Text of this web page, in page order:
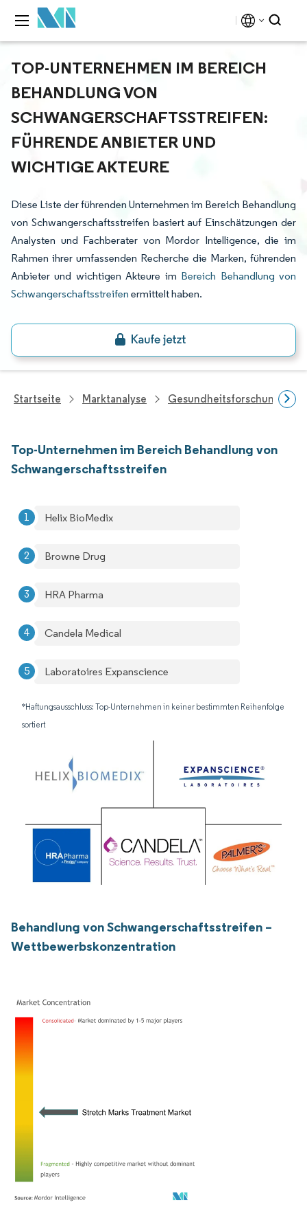
TOP-UNTERNEHMEN IM BEREICH
BEHANDLUNG VON
SCHWANGERSCHAFTSSTREIFEN:
FÜHRENDE ANBIETER UND
WICHTIGE AKTEURE
Diese Liste der führenden Unternehmen im Bereich Behandlung
von Schwangerschaftsstreifen basiert auf Einschätzungen der
Analysten und Fachberater von Mordor Intelligence, die im
Rahmen ihrer umfassenden Recherche die Marken, führenden
Anbieter und wichtigen Akteure im Bereich Behandlung von
Schwangerschaftsstreifen ermittelt haben.
Startseite Marktanalyse Gesundheitsforschung
Top-Unternehmen im Bereich Behandlung von
Schwangerschaftsstreifen
Helix BioMedix
Browne Drug
HRA Pharma
Candela Medical
Laboratoires Expanscience
*Haftungsausschluss: Top-Unternehmen in keiner bestimmten Reihenfolge
sortiert
Behandlung von Schwangerschaftsstreifen –
Wettbewerbskonzentration